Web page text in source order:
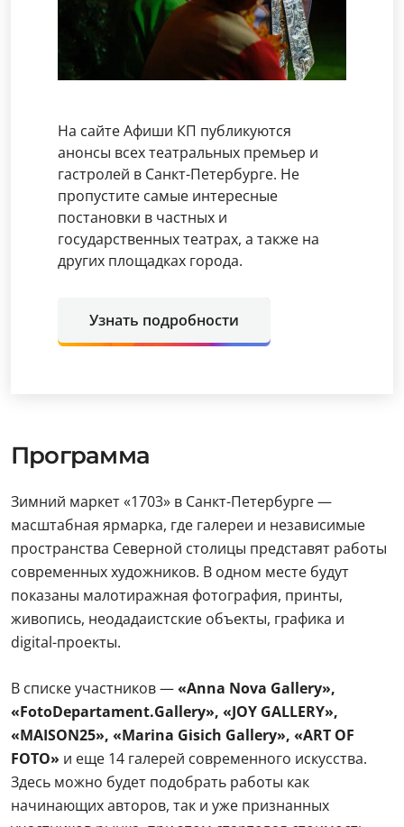
На сайте Афиши КП публикуются
анонсы всех театральных премьер и
гастролей в Санкт-Петербурге. Не
пропустите самые интересные
постановки в частных и
государственных театрах, а также на
других площадках города.
Узнать подробности
Программа
Зимний маркет «1703» в Санкт-Петербурге —
масштабная ярмарка, где галереи и независимые
пространства Северной столицы представят работы
современных художников. В одном месте будут
показаны малотиражная фотография, принты,
живопись, неодадаистские объекты, графика и
digital-проекты.
В списке участников —«Anna Nova Gallery»,
«FotoDepartament.Gallery», «JOY GALLERY»,
«MAISON25», «Marina Gisich Gallery», «ART OF
FOTO» и еще 14 галерей современного искусства.
Здесь можно будет подобрать работы как
начинающих авторов, так и уже признанных